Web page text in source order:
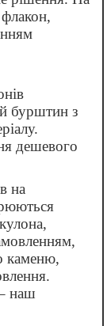
бурштин з
дешевого
на
каменю,
наш